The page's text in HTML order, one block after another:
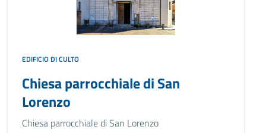
EDIFICIO DI CULTO
Chiesa parrocchiale di San
Lorenzo
Chiesa parrocchiale di San Lorenzo